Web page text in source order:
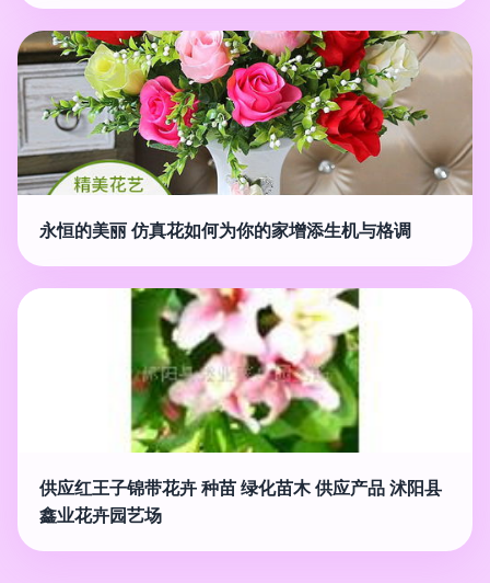
永恒的美丽 仿真花如何为你的家增添生机与格调
供应红王子锦带花卉 种苗 绿化苗木 供应产品 沭阳县
鑫业花卉园艺场